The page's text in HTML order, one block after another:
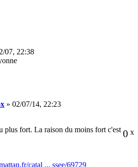
07, 22:38
» 02/07/14, 22:23
0 x
plus fort. La raison du moins fort c'est
catal ... ssee/69729